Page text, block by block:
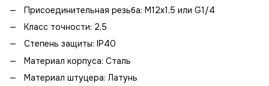
Присоединительная резьба: М12х1,5 или G1/4
Класс точности: 2,5
Степень защиты: IP40
Материал корпуса: Сталь
Материал штуцера: Латунь